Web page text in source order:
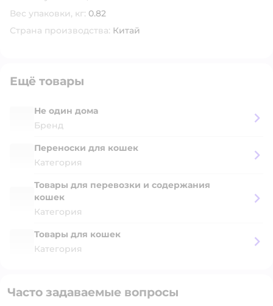
Вес упаковки, кг: 0.82
Страна производства: Китай
Ещё товары
Не один дома
Бренд
Переноски для кошек
Категория
Товары для перевозки и содержания
кошек
Категория
Товары для кошек
Категория
Часто задаваемые вопросы